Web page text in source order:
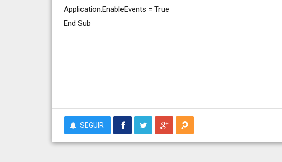
Application.EnableEvents = True
End Sub
SEGUIR